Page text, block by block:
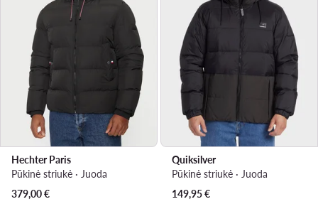
Hechter Paris
Pūkinė striukė · Juoda
379,00€
Quiksilver
Pūkinė striukė · Juoda
149,95€